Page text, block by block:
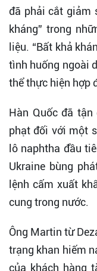
đã phải cắt giảm
kháng” trong
liệu. “Bất khả
tình huống ngoài
thể thực hiện hợp
Hàn Quốc đã
phạt đối với một
lô naphtha đầu
Ukraine bùng
lệnh cấm xuất
cung trong nước.
Ông Martin từ
trạng khan hiếm
của khách hàng